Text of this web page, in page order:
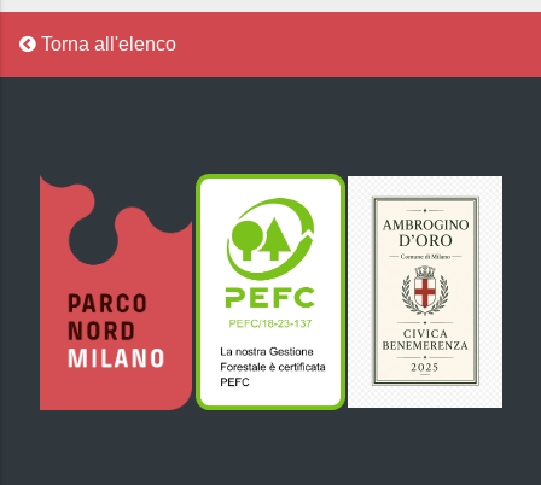
Torna all'elenco